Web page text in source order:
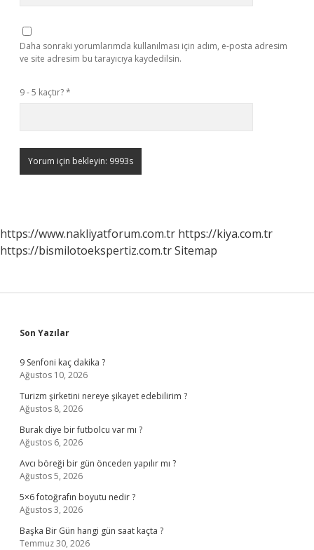
Daha sonraki yorumlarımda kullanılması için adım, e-posta adresim
ve site adresim bu tarayıcıya kaydedilsin.
9 - 5 kaçtır?*
https://www.nakliyatforum.com.tr https://kiya.com.tr
https://bismilotoekspertiz.com.trSitemap
Sidebar
Son Yazılar
9 Senfoni kaç dakika ?
Ağustos 10, 2026
Turizm şirketini nereye şikayet edebilirim ?
Ağustos 8, 2026
Burak diye bir futbolcu var mı ?
Ağustos 6, 2026
Avcı böreği bir gün önceden yapılır mı ?
Ağustos 5, 2026
5×6 fotoğrafın boyutu nedir ?
Ağustos 3, 2026
Başka Bir Gün hangi gün saat kaçta ?
Temmuz 30, 2026